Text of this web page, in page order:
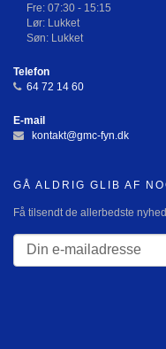
Fre: 07:30 - 15:15
Lør: Lukket
Søn: Lukket
Telefon
64 72 14 60
E-mail
kontakt@gmc-fyn.dk
GÅ ALDRIG GLIB AF
Få tilsendt de allerbedste